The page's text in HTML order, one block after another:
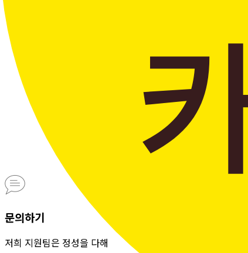
문의하기
저희 지원팀은 정성을 다해